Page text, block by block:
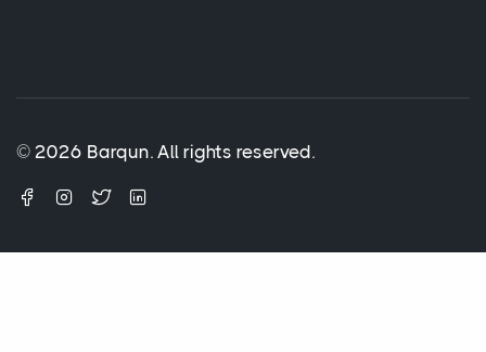
© 2026 Barqun. All rights reserved.